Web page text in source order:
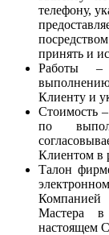
телефону,
принять и
Работы –
Клиенту и
Стоимость
по
Клиентом в
Талон
Мастера
настоящем